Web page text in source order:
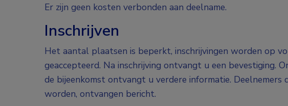
Er zijn geen kosten verbonden aan deelname.
Inschrijven
Het aantal plaatsen is beperkt, inschrijvingen worden op
geaccepteerd. Na inschrijving ontvangt u een bevestiging.
de bijeenkomst ontvangt u verdere informatie. Deelnemers
worden, ontvangen bericht.